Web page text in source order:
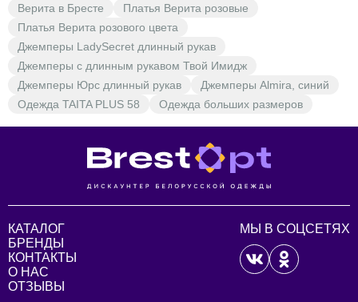
Верита в Бресте
Платья Верита розовые
Платья Верита розового цвета
Джемперы LadySecret длинный рукав
Джемперы с длинным рукавом Твой Имидж
Джемперы Юрс длинный рукав
Джемперы Almira, синий
Одежда TAITA PLUS 58
Одежда больших размеров
КАТАЛОГ
БРЕНДЫ
КОНТАКТЫ
О НАС
ОТЗЫВЫ
МЫ В СОЦСЕТЯХ